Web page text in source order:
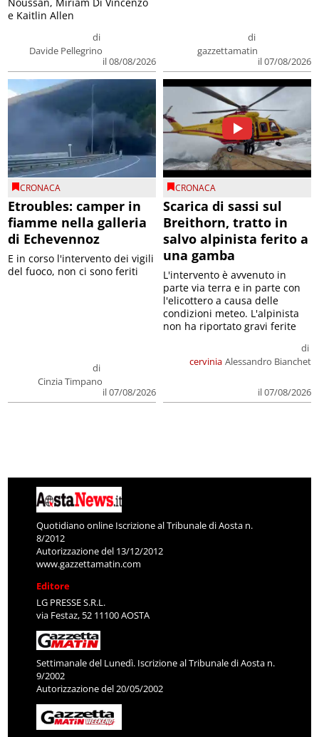
di
Davide Pellegrino
il 08/08/2026
e Kaitlin Allen
di
gazzettamatin
il 07/08/2026
CRONACA
Etroubles: camper in
fiamme nella galleria
di Echevennoz
di
Cinzia Timpano
il 07/08/2026
E in corso l'intervento dei vigili
del fuoco, non ci sono feriti
CRONACA
Scarica di sassi sul
Breithorn, tratto in
salvo alpinista ferito a
una gamba
cervinia
di
Alessandro Bianchet
il 07/08/2026
L'intervento è avvenuto in
parte via terra e in parte con
l'elicottero a causa delle
condizioni meteo. L'alpinista
non ha riportato gravi ferite
Quotidiano online Iscrizione al Tribunale di Aosta n.
8/2012
Autorizzazione del 13/12/2012
www.gazzettamatin.com
Editore
LG PRESSE S.R.L.
via Festaz, 52 11100 AOSTA
Settimanale del Lunedì. Iscrizione al Tribunale di Aosta n.
9/2002
Autorizzazione del 20/05/2002